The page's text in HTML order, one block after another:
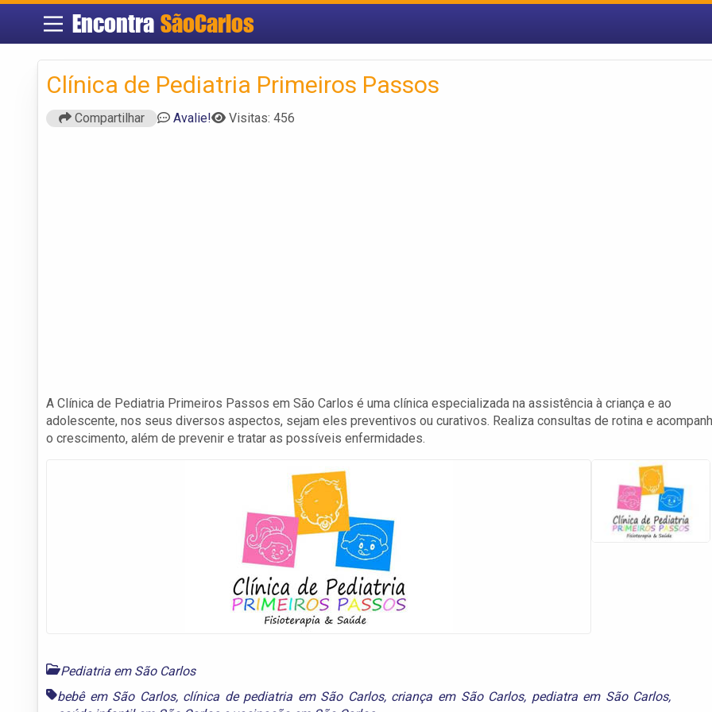
Encontra SãoCarlos
Clínica de Pediatria Primeiros Passos
Compartilhar Avalie! Visitas: 456
A Clínica de Pediatria Primeiros Passos em São Carlos é uma clínica especializada na assistência à criança e ao
adolescente, nos seus diversos aspectos, sejam eles preventivos ou curativos. Realiza consultas de rotina e
o crescimento, além de prevenir e tratar as possíveis enfermidades.
Pediatria em São Carlos
bebê em São Carlos, clínica de pediatria em São Carlos, criança em São Carlos, pediatra em São Carlos,